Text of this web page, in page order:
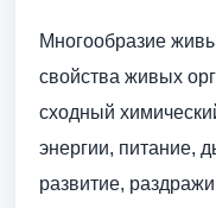
Многообразие
свойства живых
сходный
энергии, питание,
развитие,